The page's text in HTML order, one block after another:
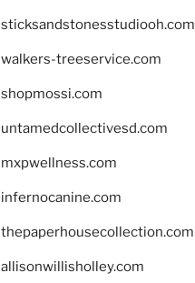
sticksandstonesstudiooh.com
walkers-treeservice.com
shopmossi.com
untamedcollectivesd.com
mxpwellness.com
infernocanine.com
thepaperhousecollection.com
allisonwillisholley.com